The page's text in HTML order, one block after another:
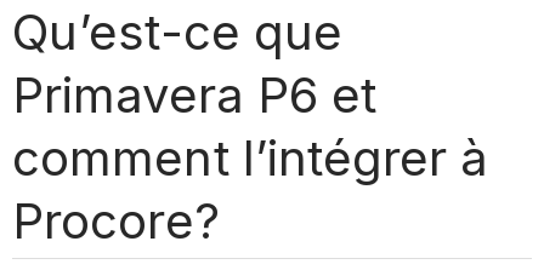
Qu’est-ce que
Primavera P6 et
comment l’intégrer à
Procore?